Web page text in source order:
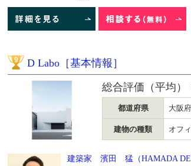
9 D Labo［基本情報］
総合評価（平均）
都道府県 大阪府
建物の種類 オフ
建築家 濱田 猛（HAMADA